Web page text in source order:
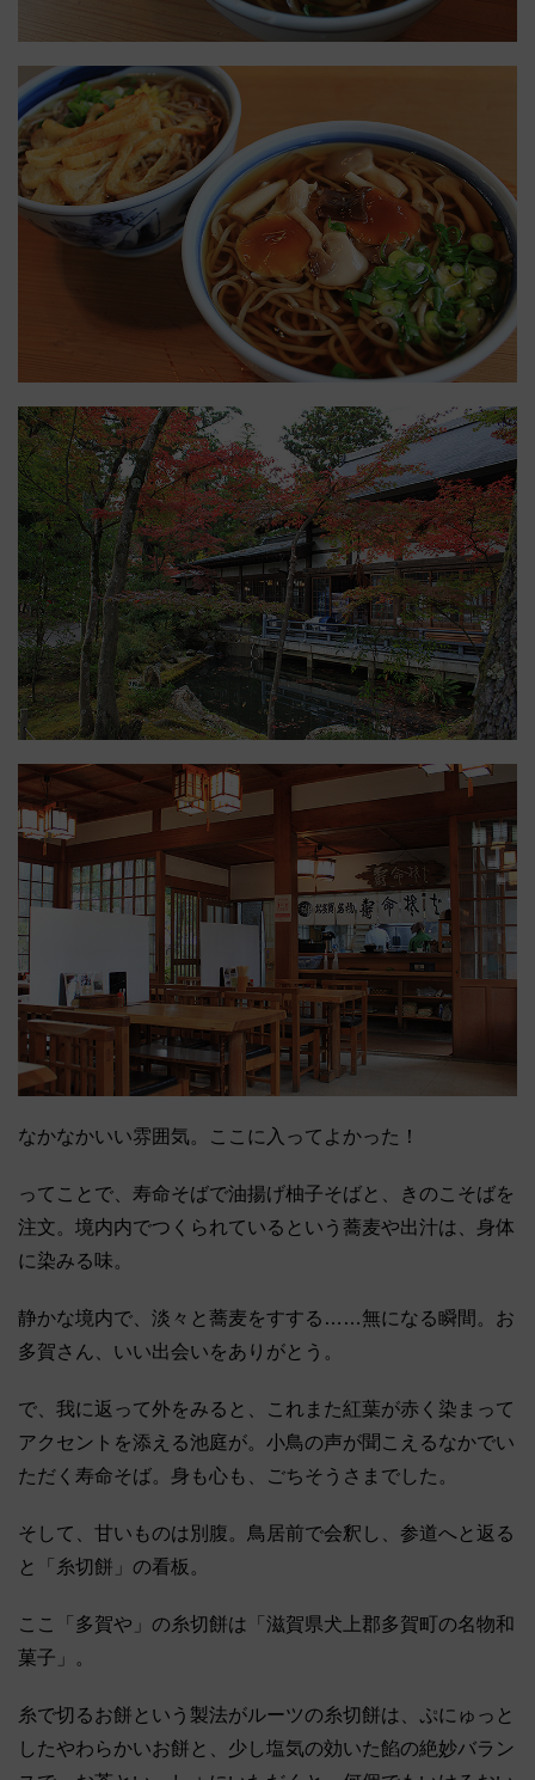
なかなかいい雰囲気。ここに入ってよかった！
ってことで、寿命そばで油揚げ柚子そばと、きのこそばを
注文。境内内でつくられているという蕎麦や出汁は、身体
に染みる味。
静かな境内で、淡々と蕎麦をすする……無になる瞬間。お
多賀さん、いい出会いをありがとう。
で、我に返って外をみると、これまた紅葉が赤く染まって
アクセントを添える池庭が。小鳥の声が聞こえるなかでい
ただく寿命そば。身も心も、ごちそうさまでした。
そして、甘いものは別腹。鳥居前で会釈し、参道へと返る
と「糸切餅」の看板。
ここ「多賀や」の糸切餅は「滋賀県犬上郡多賀町の名物和
菓子」。
糸で切るお餅という製法がルーツの糸切餅は、ぷにゅっと
したやわらかいお餅と、少し塩気の効いた餡の絶妙バラン